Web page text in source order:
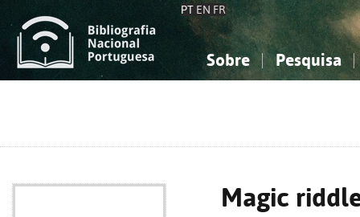
PT EN FR
Sobre Pesquisa
Magic